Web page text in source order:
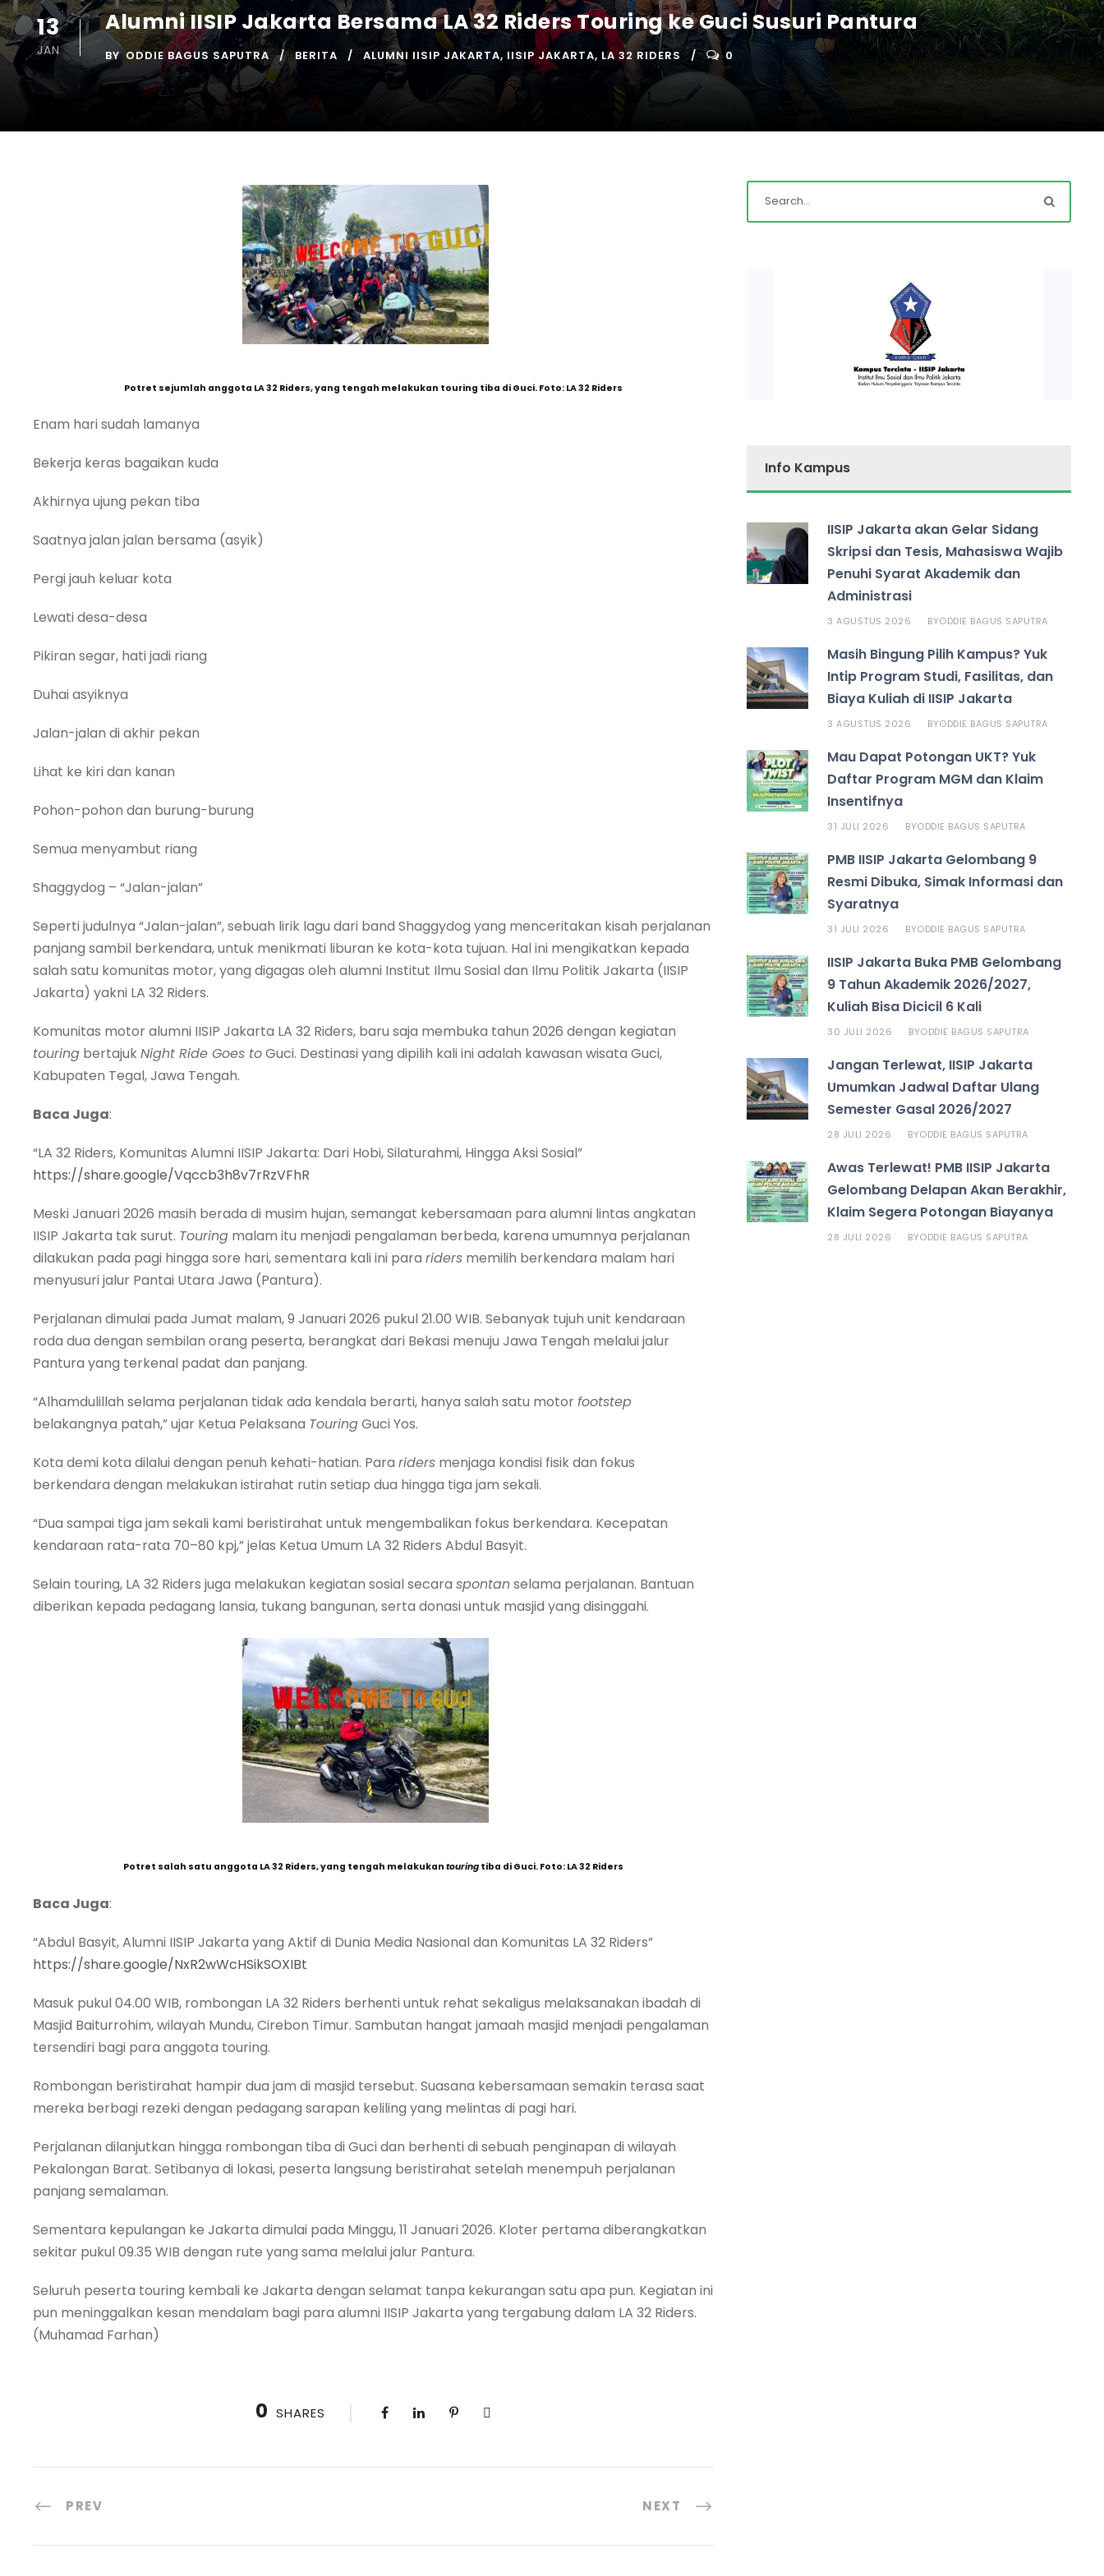
13
JAN
Alumni IISIP Jakarta Bersama LA 32 Riders Touring ke Guci Susuri Pantura
BY ODDIE BAGUS SAPUTRA BERITA ALUMNI IISIP JAKARTA, IISIP JAKARTA, LA 32 RIDERS 0
Potret sejumlah anggota LA 32 Riders, yang tengah melakukan touring tiba di Guci. Foto: LA 32 Riders
Enam hari sudah lamanya
Bekerja keras bagaikan kuda
Akhirnya ujung pekan tiba
Saatnya jalan jalan bersama (asyik)
Pergi jauh keluar kota
Lewati desa-desa
Pikiran segar, hati jadi riang
Duhai asyiknya
Jalan-jalan di akhir pekan
Lihat ke kiri dan kanan
Pohon-pohon dan burung-burung
Semua menyambut riang
Shaggydog – “Jalan-jalan”
Seperti judulnya “Jalan-jalan”, sebuah lirik lagu dari band Shaggydog yang menceritakan kisah perjalanan
panjang sambil berkendara, untuk menikmati liburan ke kota-kota tujuan. Hal ini mengikatkan kepada
salah satu komunitas motor, yang digagas oleh alumni Institut Ilmu Sosial dan Ilmu Politik Jakarta (IISIP
Jakarta) yakni LA 32 Riders.
Komunitas motor alumni IISIP Jakarta LA 32 Riders, baru saja membuka tahun 2026 dengan kegiatan
touring bertajukNight Ride Goes toGuci. Destinasi yang dipilih kali ini adalah kawasan wisata Guci,
Kabupaten Tegal, Jawa Tengah.
Baca Juga:
“LA 32 Riders, Komunitas Alumni IISIP Jakarta: Dari Hobi, Silaturahmi, Hingga Aksi Sosial”
https://share.google/Vqccb3h8v7rRzVFhR
Meski Januari 2026 masih berada di musim hujan, semangat kebersamaan para alumni lintas angkatan
IISIP Jakarta tak surut. Touring malam itu menjadi pengalaman berbeda, karena umumnya perjalanan
dilakukan pada pagi hingga sore hari, sementara kali ini para riders memilih berkendara malam hari
menyusuri jalur Pantai Utara Jawa (Pantura).
Perjalanan dimulai pada Jumat malam, 9 Januari 2026 pukul 21.00 WIB. Sebanyak tujuh unit kendaraan
roda dua dengan sembilan orang peserta, berangkat dari Bekasi menuju Jawa Tengah melalui jalur
Pantura yang terkenal padat dan panjang.
“Alhamdulillah selama perjalanan tidak ada kendala berarti, hanya salah satu motorfootstep
belakangnya patah,” ujar Ketua Pelaksana TouringGuci Yos.
Kota demi kota dilalui dengan penuh kehati-hatian. Para riders menjaga kondisi fisik dan fokus
berkendara dengan melakukan istirahat rutin setiap dua hingga tiga jam sekali.
“Dua sampai tiga jam sekali kami beristirahat untuk mengembalikan fokus berkendara. Kecepatan
kendaraan rata-rata 70–80 kpj,” jelas Ketua Umum LA 32 Riders Abdul Basyit.
Selain touring, LA 32 Riders juga melakukan kegiatan sosial secara spontanselama perjalanan. Bantuan
diberikan kepada pedagang lansia, tukang bangunan, serta donasi untuk masjid yang disinggahi.
Potret salah satu anggota LA 32 Riders, yang tengah melakukantouring tiba di Guci. Foto: LA 32 Riders
Baca Juga:
“Abdul Basyit, Alumni IISIP Jakarta yang Aktif di Dunia Media Nasional dan Komunitas LA 32 Riders”
https://share.google/NxR2wWcHSikSOXIBt
Masuk pukul 04.00 WIB, rombongan LA 32 Riders berhenti untuk rehat sekaligus melaksanakan ibadah di
Masjid Baiturrohim, wilayah Mundu, Cirebon Timur. Sambutan hangat jamaah masjid menjadi pengalaman
tersendiri bagi para anggota touring.
Rombongan beristirahat hampir dua jam di masjid tersebut. Suasana kebersamaan semakin terasa saat
mereka berbagi rezeki dengan pedagang sarapan keliling yang melintas di pagi hari.
Perjalanan dilanjutkan hingga rombongan tiba di Guci dan berhenti di sebuah penginapan di wilayah
Pekalongan Barat. Setibanya di lokasi, peserta langsung beristirahat setelah menempuh perjalanan
panjang semalaman.
Sementara kepulangan ke Jakarta dimulai pada Minggu, 11 Januari 2026. Kloter pertama diberangkatkan
sekitar pukul 09.35 WIB dengan rute yang sama melalui jalur Pantura.
Seluruh peserta touring kembali ke Jakarta dengan selamat tanpa kekurangan satu apa pun. Kegiatan ini
pun meninggalkan kesan mendalam bagi para alumni IISIP Jakarta yang tergabung dalam LA 32 Riders.
(Muhamad Farhan)
0 SHARES
PREV NEXT
Info Kampus
IISIP Jakarta akan Gelar Sidang
Skripsi dan Tesis, Mahasiswa Wajib
Penuhi Syarat Akademik dan
Administrasi
3 AGUSTUS 2026 BYODDIE BAGUS SAPUTRA
Masih Bingung Pilih Kampus? Yuk
Intip Program Studi, Fasilitas, dan
Biaya Kuliah di IISIP Jakarta
3 AGUSTUS 2026 BYODDIE BAGUS SAPUTRA
Mau Dapat Potongan UKT? Yuk
Daftar Program MGM dan Klaim
Insentifnya
31 JULI 2026 BYODDIE BAGUS SAPUTRA
PMB IISIP Jakarta Gelombang 9
Resmi Dibuka, Simak Informasi dan
Syaratnya
31 JULI 2026 BYODDIE BAGUS SAPUTRA
IISIP Jakarta Buka PMB Gelombang
9 Tahun Akademik 2026/2027,
Kuliah Bisa Dicicil 6 Kali
30 JULI 2026 BYODDIE BAGUS SAPUTRA
Jangan Terlewat, IISIP Jakarta
Umumkan Jadwal Daftar Ulang
Semester Gasal 2026/2027
28 JULI 2026 BYODDIE BAGUS SAPUTRA
Awas Terlewat! PMB IISIP Jakarta
Gelombang Delapan Akan Berakhir,
Klaim Segera Potongan Biayanya
28 JULI 2026 BYODDIE BAGUS SAPUTRA